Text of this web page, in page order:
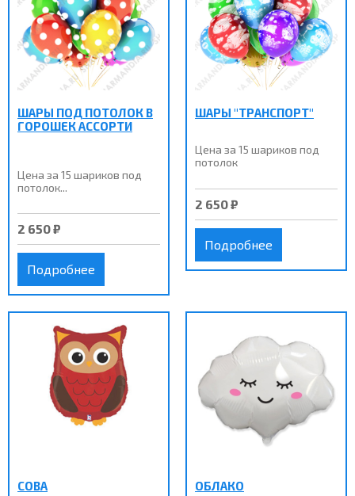
ШАРЫ ПОД ПОТОЛОК В
ГОРОШЕК АССОРТИ
Цена за 15 шариков под
потолок...
2 650 ₽
Подробнее
ШАРЫ "ТРАНСПОРТ"
Цена за 15 шариков под
потолок
2 650 ₽
Подробнее
СОВА ОБЛАКО